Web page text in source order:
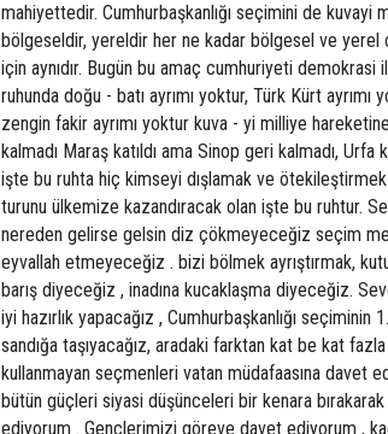
mahiyettedir. Cumhurbaşkanlığı seçimini de kuvayi
bölgeseldir, yereldir her ne kadar bölgesel ve yerel
için aynıdır. Bugün bu amaç cumhuriyeti demokrasi
ruhunda doğu - batı ayrımı yoktur, Türk Kürt ayrımı
zengin fakir ayrımı yoktur kuva - yi milliye
kalmadı Maraş katıldı ama Sinop geri kalmadı, Urfa
işte bu ruhta hiç kimseyi dışlamak ve ötekileştirmek
turunu ülkemize kazandıracak olan işte bu ruhtur.
nereden gelirse gelsin diz çökmeyeceğiz seçim
eyvallah etmeyeceğiz . bizi bölmek ayrıştırmak,
barış diyeceğiz , inadına kucaklaşma diyeceğiz.
iyi hazırlık yapacağız , Cumhurbaşkanlığı seçiminin
sandığa taşıyacağız, aradaki farktan kat be kat fazla
kullanmayan seçmenleri vatan müdafaasına davet
bütün güçleri siyasi düşünceleri bir kenara
ediyorum . Gençlerimizi göreve davet ediyorum ,